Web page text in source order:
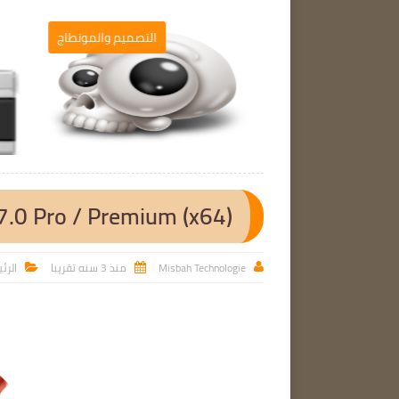
التصميم والمونطاج
Pro / Premium (x64)

Misbah Technologie
 منذ 3 سنه تقريبا 